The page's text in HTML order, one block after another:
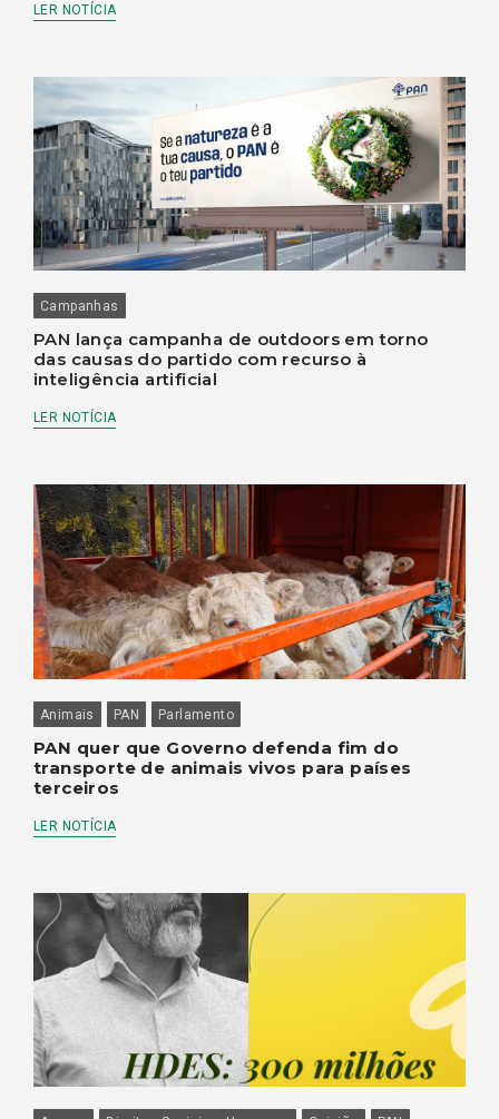
LER NOTÍCIA
Campanhas
PAN lança campanha de outdoors em torno
das causas do partido com recurso à
inteligência artificial
LER NOTÍCIA
Animais PAN Parlamento
PAN quer que Governo defenda fim do
transporte de animais vivos para países
terceiros
LER NOTÍCIA